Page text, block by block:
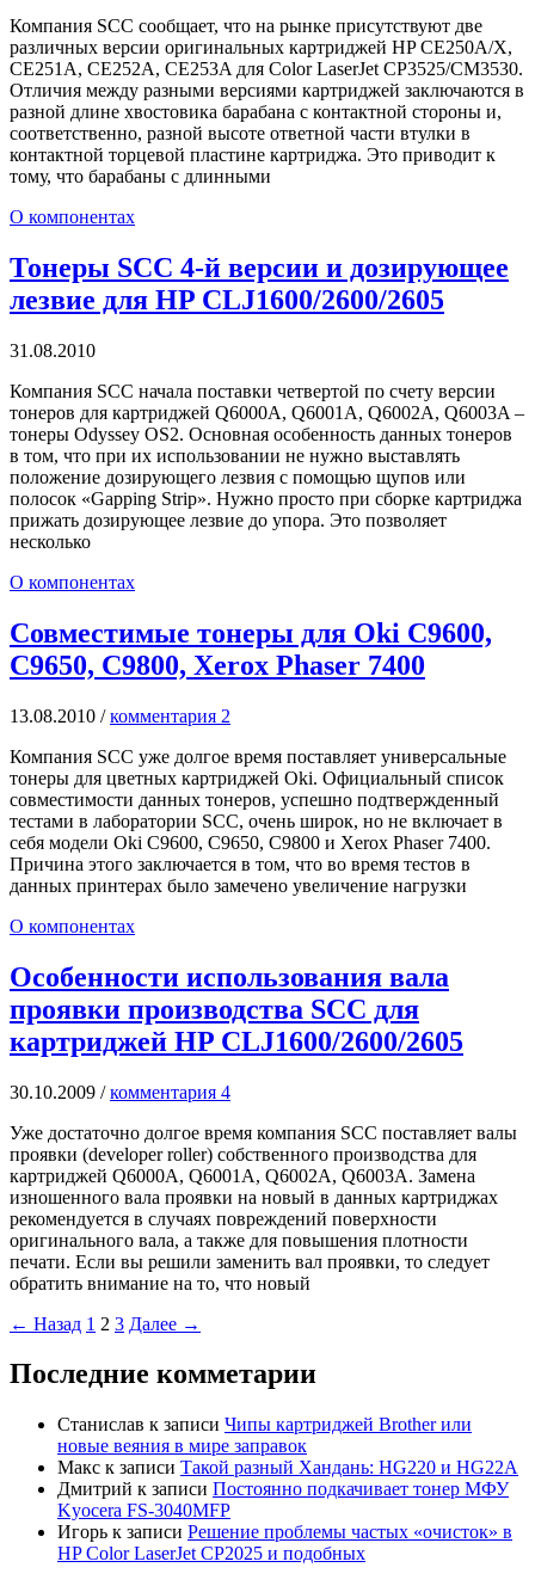
Компания SCC сообщает, что на рынке присутствуют две
различных версии оригинальных картриджей HP CE250A/X,
CE251A, CE252A, CE253A для Color LaserJet CP3525/CM3530.
Отличия между разными версиями картриджей заключаются в
разной длине хвостовика барабана с контактной стороны и,
соответственно, разной высоте ответной части втулки в
контактной торцевой пластине картриджа. Это приводит к
тому, что барабаны с длинными
О компонентах
Тонеры SCC 4-й версии и дозирующее
лезвие для HP CLJ1600/2600/2605
31.08.2010
Компания SCC начала поставки четвертой по счету версии
тонеров для картриджей Q6000A, Q6001A, Q6002A, Q6003A –
тонеры Odyssey OS2. Основная особенность данных тонеров
в том, что при их использовании не нужно выставлять
положение дозирующего лезвия с помощью щупов или
полосок «Gapping Strip». Нужно просто при сборке картриджа
прижать дозирующее лезвие до упора. Это позволяет
несколько
О компонентах
Совместимые тонеры для Oki C9600,
C9650, C9800, Xerox Phaser 7400
13.08.2010 /комментария 2
Компания SCC уже долгое время поставляет универсальные
тонеры для цветных картриджей Oki. Официальный список
совместимости данных тонеров, успешно подтвержденный
тестами в лаборатории SCC, очень широк, но не включает в
себя модели Oki C9600, C9650, C9800 и Xerox Phaser 7400.
Причина этого заключается в том, что во время тестов в
данных принтерах было замечено увеличение нагрузки
О компонентах
Особенности использования вала
проявки производства SCC для
картриджей HP CLJ1600/2600/2605
30.10.2009 /комментария 4
Уже достаточно долгое время компания SCC поставляет валы
проявки (developer roller) собственного производства для
картриджей Q6000A, Q6001A, Q6002A, Q6003A. Замена
изношенного вала проявки на новый в данных картриджах
рекомендуется в случаях повреждений поверхности
оригинального вала, а также для повышения плотности
печати. Если вы решили заменить вал проявки, то следует
обратить внимание на то, что новый
← Назад 1 2 3 Далее →
Последние комметарии
Станислав к записи Чипы картриджей Brother или
новые веяния в мире заправок
Макс к записи Такой разный Хандань: HG220 и HG22A
Дмитрий к записи Постоянно подкачивает тонер МФУ
Kyocera FS-3040MFP
Игорь к записи Решение проблемы частых «очисток» в
HP Color LaserJet CP2025 и подобных